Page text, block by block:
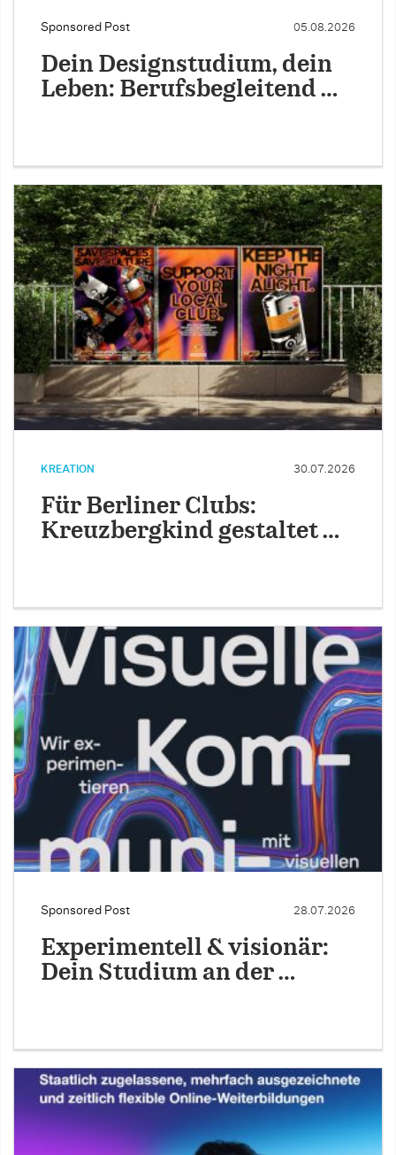
Sponsored Post 05.08.2026
Dein Designstudium, dein
Leben: Berufsbegleitend …
KREATION 30.07.2026
Für Berliner Clubs:
Kreuzbergkind gestaltet …
Sponsored Post 28.07.2026
Experimentell & visionär:
Dein Studium an der …